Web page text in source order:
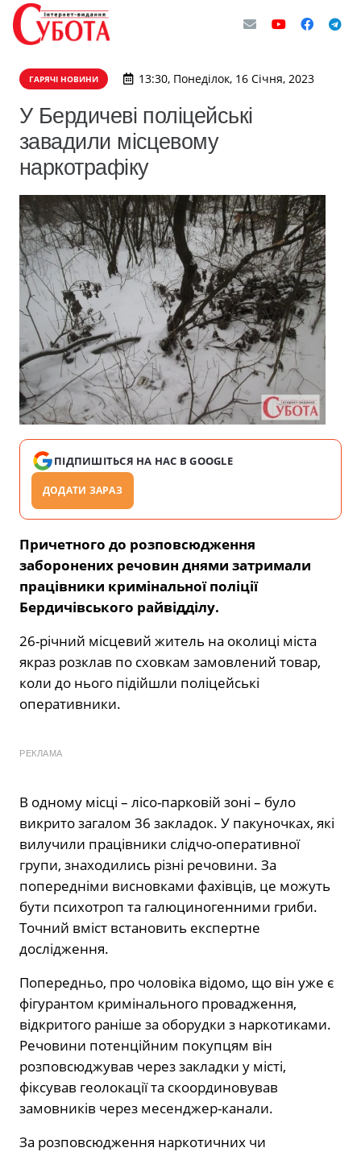
ГАРЯЧІ НОВИНИ 13:30, Понеділок, 16 Січня, 2023
У Бердичеві поліцейські
завадили місцевому
наркотрафіку
ПІДПИШІТЬСЯ НА НАС В GOOGLE
ДОДАТИ ЗАРАЗ
Причетного до розповсюдження
заборонених речовин днями затримали
працівники кримінальної поліції
Бердичівського райвідділу.
26-річний місцевий житель на околиці міста
якраз розклав по сховкам замовлений товар,
коли до нього підійшли поліцейські
оперативники.
РЕКЛАМА
В одному місці – лісо-парковій зоні – було
викрито загалом 36 закладок. У пакуночках, які
вилучили працівники слідчо-оперативної
групи, знаходились різні речовини. За
попередніми висновками фахівців, це можуть
бути психотроп та галюциногенними гриби.
Точний вміст встановить експертне
дослідження.
Попередньо, про чоловіка відомо, що він уже є
фігурантом кримінального провадження,
відкритого раніше за оборудки з наркотиками.
Речовини потенційним покупцям він
розповсюджував через закладки у місті,
фіксував геолокації та скоординовував
замовників через месенджер-канали.
За розповсюдження наркотичних чи